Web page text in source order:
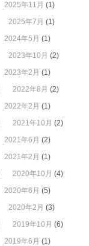
2025年11月 (1)
2025年7月 (1)
2024年5月 (1)
2023年10月 (2)
2023年2月 (1)
2022年8月 (2)
2022年2月 (1)
2021年10月 (2)
2021年6月 (2)
2021年2月 (1)
2020年10月 (4)
2020年6月 (5)
2020年2月 (3)
2019年10月 (6)
2019年6月 (1)